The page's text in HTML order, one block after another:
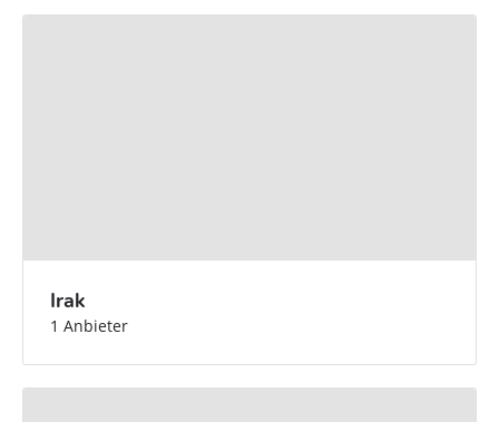
Irak
1 Anbieter